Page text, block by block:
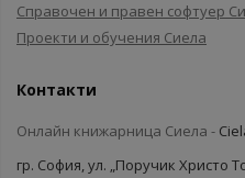
Справочен и правен софтуер
Проекти и обучения Сиела
Контакти
Онлайн книжарница Сиела -
гр. София, ул. „Поручик Христо